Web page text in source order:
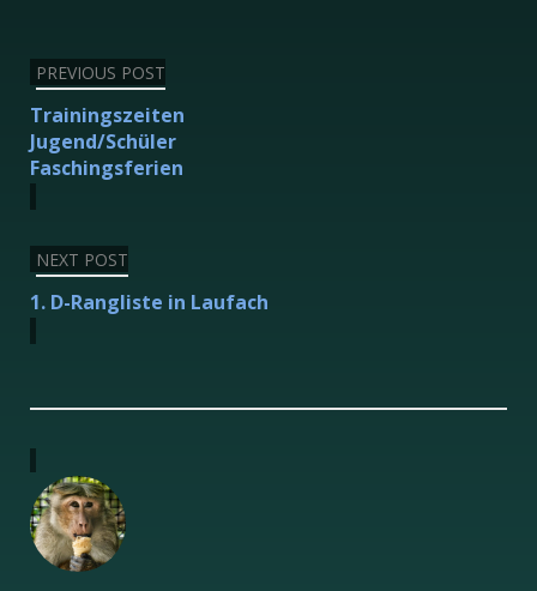
Beitragsnavigation
PREVIOUS POST
Trainingszeiten
Jugend/Schüler
Faschingsferien
NEXT POST
1. D-Rangliste in Laufach